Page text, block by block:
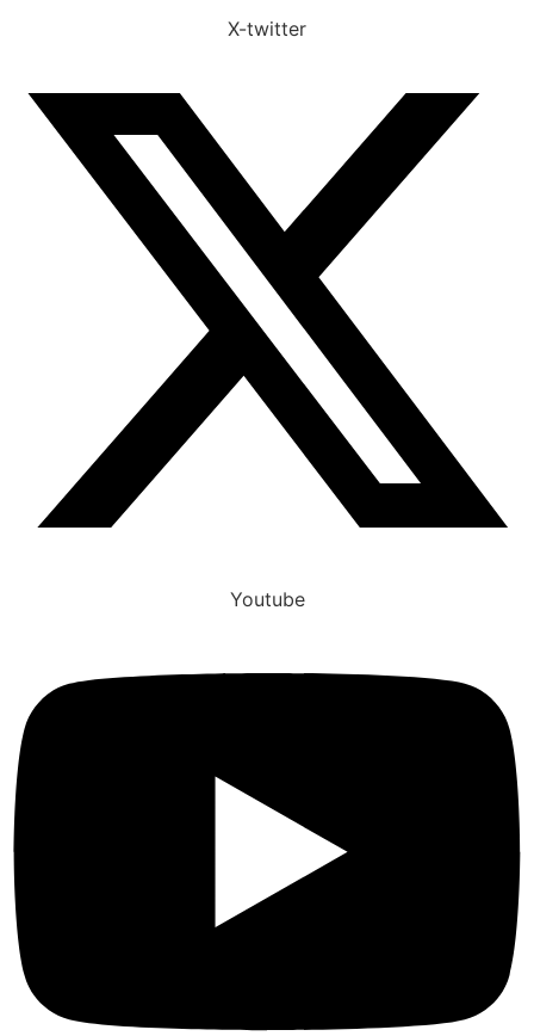
X-twitter
Youtube